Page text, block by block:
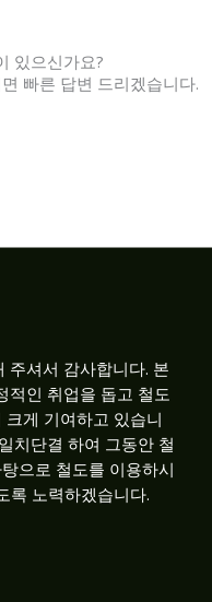
있으신가요?
빠른 답변 드리겠습니다.
주셔서 감사합니다. 본
적인 취업을 돕고 철도
게 기여하고 있습니
치단결 하여 그동안 철
으로 철도를 이용하시
록 노력하겠습니다.